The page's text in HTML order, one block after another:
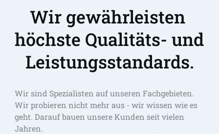
Wir gewährleisten
höchste Qualitäts- und
Leistungsstandards.
Wir sind Spezialisten auf unseren Fachgebieten.
Wir probieren nicht mehr aus - wir wissen wie es
geht. Darauf bauen unsere Kunden seit vielen
Jahren.